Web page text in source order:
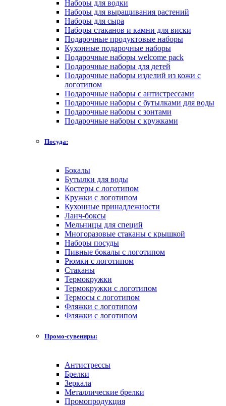
Наборы для водки
Наборы для выращивания растений
Наборы для сыра
Наборы стаканов и камни для виски
Подарочные продуктовые наборы
Кухонные подарочные наборы
Подарочные наборы welcome pack
Подарочные наборы для детей
Подарочные наборы изделий из кожи с
логотипом
Подарочные наборы с антистрессами
Подарочные наборы с бутылками для воды
Подарочные наборы с зонтами
Подарочные наборы с кружками
Посуда:
Бокалы
Бутылки для воды
Костеры с логотипом
Кружки с логотипом
Кухонные принадлежности
Ланч-боксы
Мельницы для специй
Многоразовые стаканы с крышкой
Наборы посуды
Пивные бокалы с логотипом
Рюмки с логотипом
Стаканы
Термокружки
Термокружки с логотипом
Термосы с логотипом
Фляжки с логотипом
Фляжки с логотипом
Промо-сувениры:
Антистрессы
Брелки
Зеркала
Металлические брелки
Промопродукция